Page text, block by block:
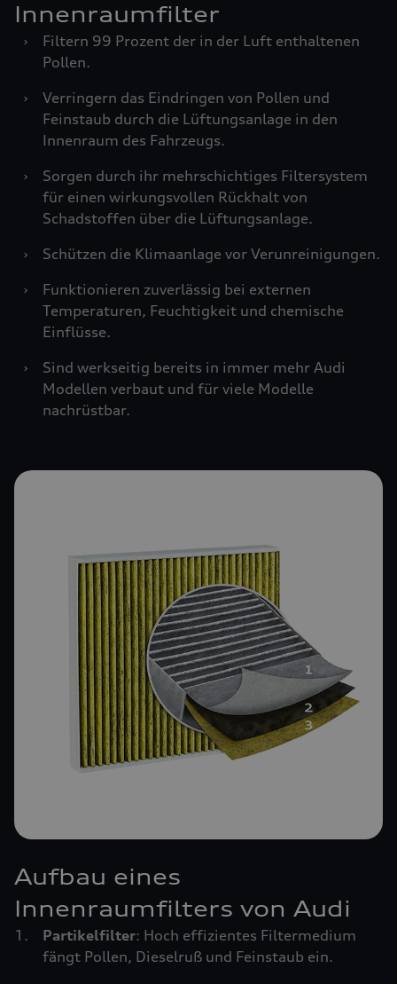
Innenraumfilter
›
Filtern 99 Prozent der in der Luft enthaltenen
Pollen.
›
Verringern das Eindringen von Pollen und
Feinstaub durch die Lüftungsanlage in den
Innenraum des Fahrzeugs.
›
Sorgen durch ihr mehrschichtiges Filtersystem
für einen wirkungsvollen Rückhalt von
Schadstoffen über die Lüftungsanlage.
›
Schützen die Klimaanlage vor Verunreinigungen.
›
Funktionieren zuverlässig bei externen
Temperaturen, Feuchtigkeit und chemische
Einflüsse.
›
Sind werkseitig bereits in immer mehr Audi
Modellen verbaut und für viele Modelle
nachrüstbar.
Aufbau eines
Innenraumfilters von Audi
Partikelfilter: Hoch effizientes Filtermedium
fängt Pollen, Dieselruß und Feinstaub ein.